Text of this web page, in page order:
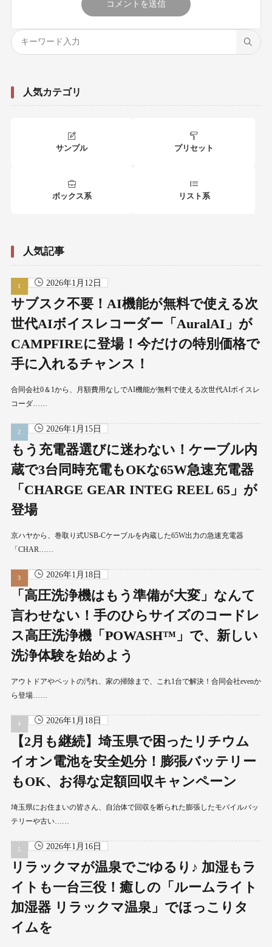
人気カテゴリ
サンプル プリセット
ボックス系 リスト系
人気記事
2026年1月12日
サブスク不要！AI機能が無料で使える次
世代AIボイスレコーダー「AuralAI」が
CAMPFIREに登場！今だけの特別価格で
手に入れるチャンス！
合同会社0＆1から、月額費用なしでAI機能が無料で使える次世代AIボイスレ
コーダ……
2026年1月15日
もう充電器選びに迷わない！ケーブル内
蔵で3台同時充電もOKな65W急速充電器
「CHARGE GEAR INTEG REEL 65」が
登場
京ハヤから、巻取り式USB-Cケーブルを内蔵した65W出力の急速充電器
「CHAR……
2026年1月18日
「高圧洗浄機はもう準備が大変」なんて
言わせない！手のひらサイズのコードレ
ス高圧洗浄機「POWASH™」で、新しい
洗浄体験を始めよう
アウトドアやペットの汚れ、家の掃除まで、これ1台で解決！合同会社evenか
ら登場……
2026年1月18日
【2月も継続】埼玉県で困ったリチウム
イオン電池を安全処分！膨張バッテリー
もOK、お得な定額回収キャンペーン
埼玉県にお住まいの皆さん、自治体で回収を断られた膨張したモバイルバッ
テリーや古い……
2026年1月16日
リラックマが温泉でごゆるり♪ 加湿もラ
イトも一台三役！癒しの「ルームライト
加湿器 リラックマ温泉」でほっこりタ
イムを